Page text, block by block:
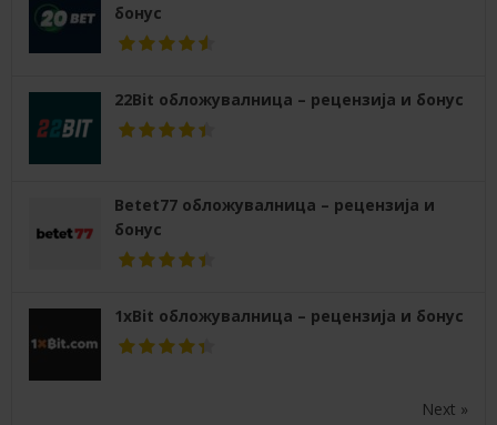
бонус
22Bit обложувалница – рецензија и бонус
Betet77 обложувалница – рецензија и
бонус
1xBit обложувалница – рецензија и бонус
Next »